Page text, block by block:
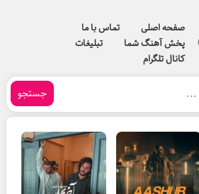
صفحه اصلی
تماس با ما
پخش آهنگ شما
تبلیغات
کانال تلگرام
جستجو